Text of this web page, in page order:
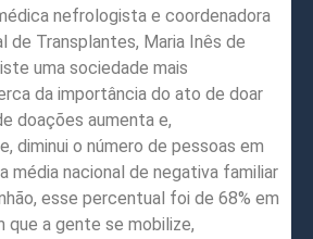
nefrologista e coordenadora
de Transplantes, Maria Inês de
uma sociedade mais
da importância do ato de doar
doações aumenta e,
diminui o número de pessoas em
média nacional de negativa familiar
esse percentual foi de 68% em
que a gente se mobilize,